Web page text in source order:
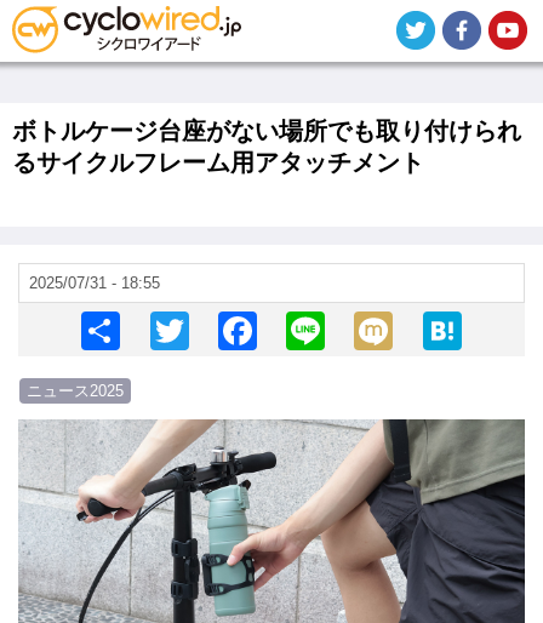
メ
イ
テ
ン
ツ
ボトルケージ台座がない場所でも取り付けられ
るサイクルフレーム用アタッチメント
2025/07/31 - 18:55
S
h
ar
e
T
er
F
e
b
o
o
k
Li
M
n
a
ニュース2025
画
像